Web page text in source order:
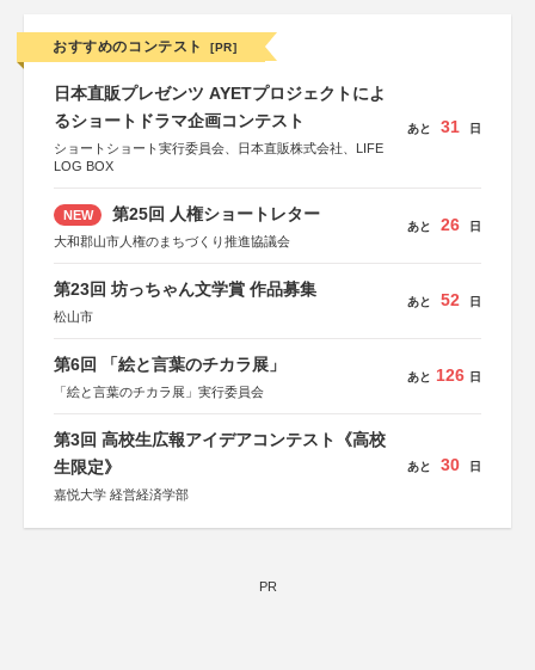
おすすめのコンテスト [PR]
日本直販プレゼンツ AYETプロジェクトによ
るショートドラマ企画コンテスト
ショートショート実行委員会、日本直販株式会社、LIFE
LOG BOX
あと 31 日
NEW 第25回 人権ショートレター
大和郡山市人権のまちづくり推進協議会
あと 26 日
第23回 坊っちゃん文学賞 作品募集
松山市
あと 52 日
第6回 「絵と言葉のチカラ展」
「絵と言葉のチカラ展」実行委員会
あと 126 日
第3回 高校生広報アイデアコンテスト《高校
生限定》
嘉悦大学 経営経済学部
あと 30 日
PR